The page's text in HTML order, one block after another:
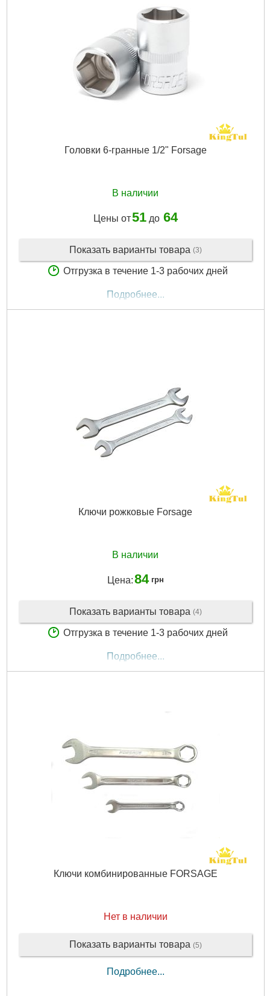
Головки 6-гранные 1/2" Forsage
В наличии
Цены от51до 64
Показать варианты товара (3)
Отгрузка в течение 1-3 рабочих дней
Подробнее...
Ключи рожковые Forsage
В наличии
Цена:84 грн
Показать варианты товара (4)
Отгрузка в течение 1-3 рабочих дней
Подробнее...
Ключи комбинированные FORSAGE
Нет в наличии
Показать варианты товара (5)
Подробнее...